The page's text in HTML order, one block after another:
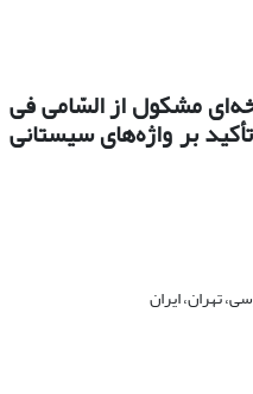
مشکول از السّامی فی
هـ .ق.) با تأکید بر واژه‌های سیستانی
تهران، ایران